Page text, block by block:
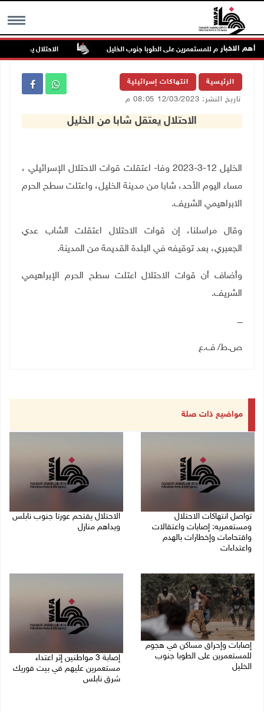
MENU أهم الاخبار
في هجوم للمستعمرين على الطوبا جنوب الخليل الاحتلال يقتحم
الرئيسية انتهاكات إسرائيلية
تاريخ النشر: 12/03/2023 08:05 م
الاحتلال يعتقل شابا من الخليل
الخليل 12-3-2023
وفا- اعتقلت قوات الاحتلال الإسرائيلي ،
مساء اليوم الأحد، شابا من مدينة الخليل، واعتلت سطح الحرم
الابراهيمي الشريف.
وقال مراسلنا، إن قوات الاحتلال اعتقلت الشاب عدي
الجعبري، بعد توقيفه في البلدة القديمة من المدينة.
وأضاف أن قوات الاحتلال اعتلت سطح الحرم الإبراهيمي
الشريف.
ــــ
ص.ط/ ف.ع
مواضيع ذات صلة
تواصل انتهاكات الاحتلال
ومستعمريه: إصابات واعتقالات
واقتحامات وإخطارات بالهدم
واعتداءات
الاحتلال يقتحم عورتا جنوب نابلس
ويداهم منازل
إصابات وإحراق مساكن في هجوم
للمستعمرين على الطوبا جنوب
الخليل
إصابة 3 مواطنين إثر اعتداء
مستعمرين عليهم في بيت فوريك
شرق نابلس